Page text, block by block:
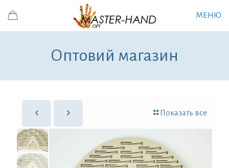
МЕНЮ
Оптовий магазин
Показать все